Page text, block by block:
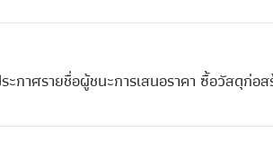
กาศรายชื่อผู้ชนะการเสนอราคา ซื้อวัสดุก่อ